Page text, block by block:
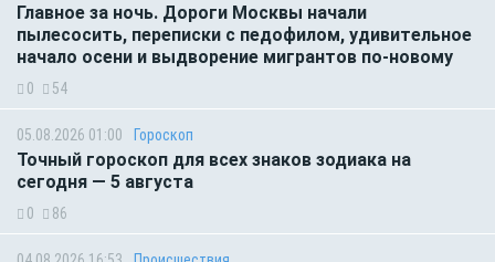
Главное за ночь. Дороги Москвы начали
пылесосить, переписки с педофилом, удивительное
начало осени и выдворение мигрантов по-новому
0 54
05.08.2026 01:00 Гороскоп
Точный гороскоп для всех знаков зодиака на
сегодня — 5 августа
0 86